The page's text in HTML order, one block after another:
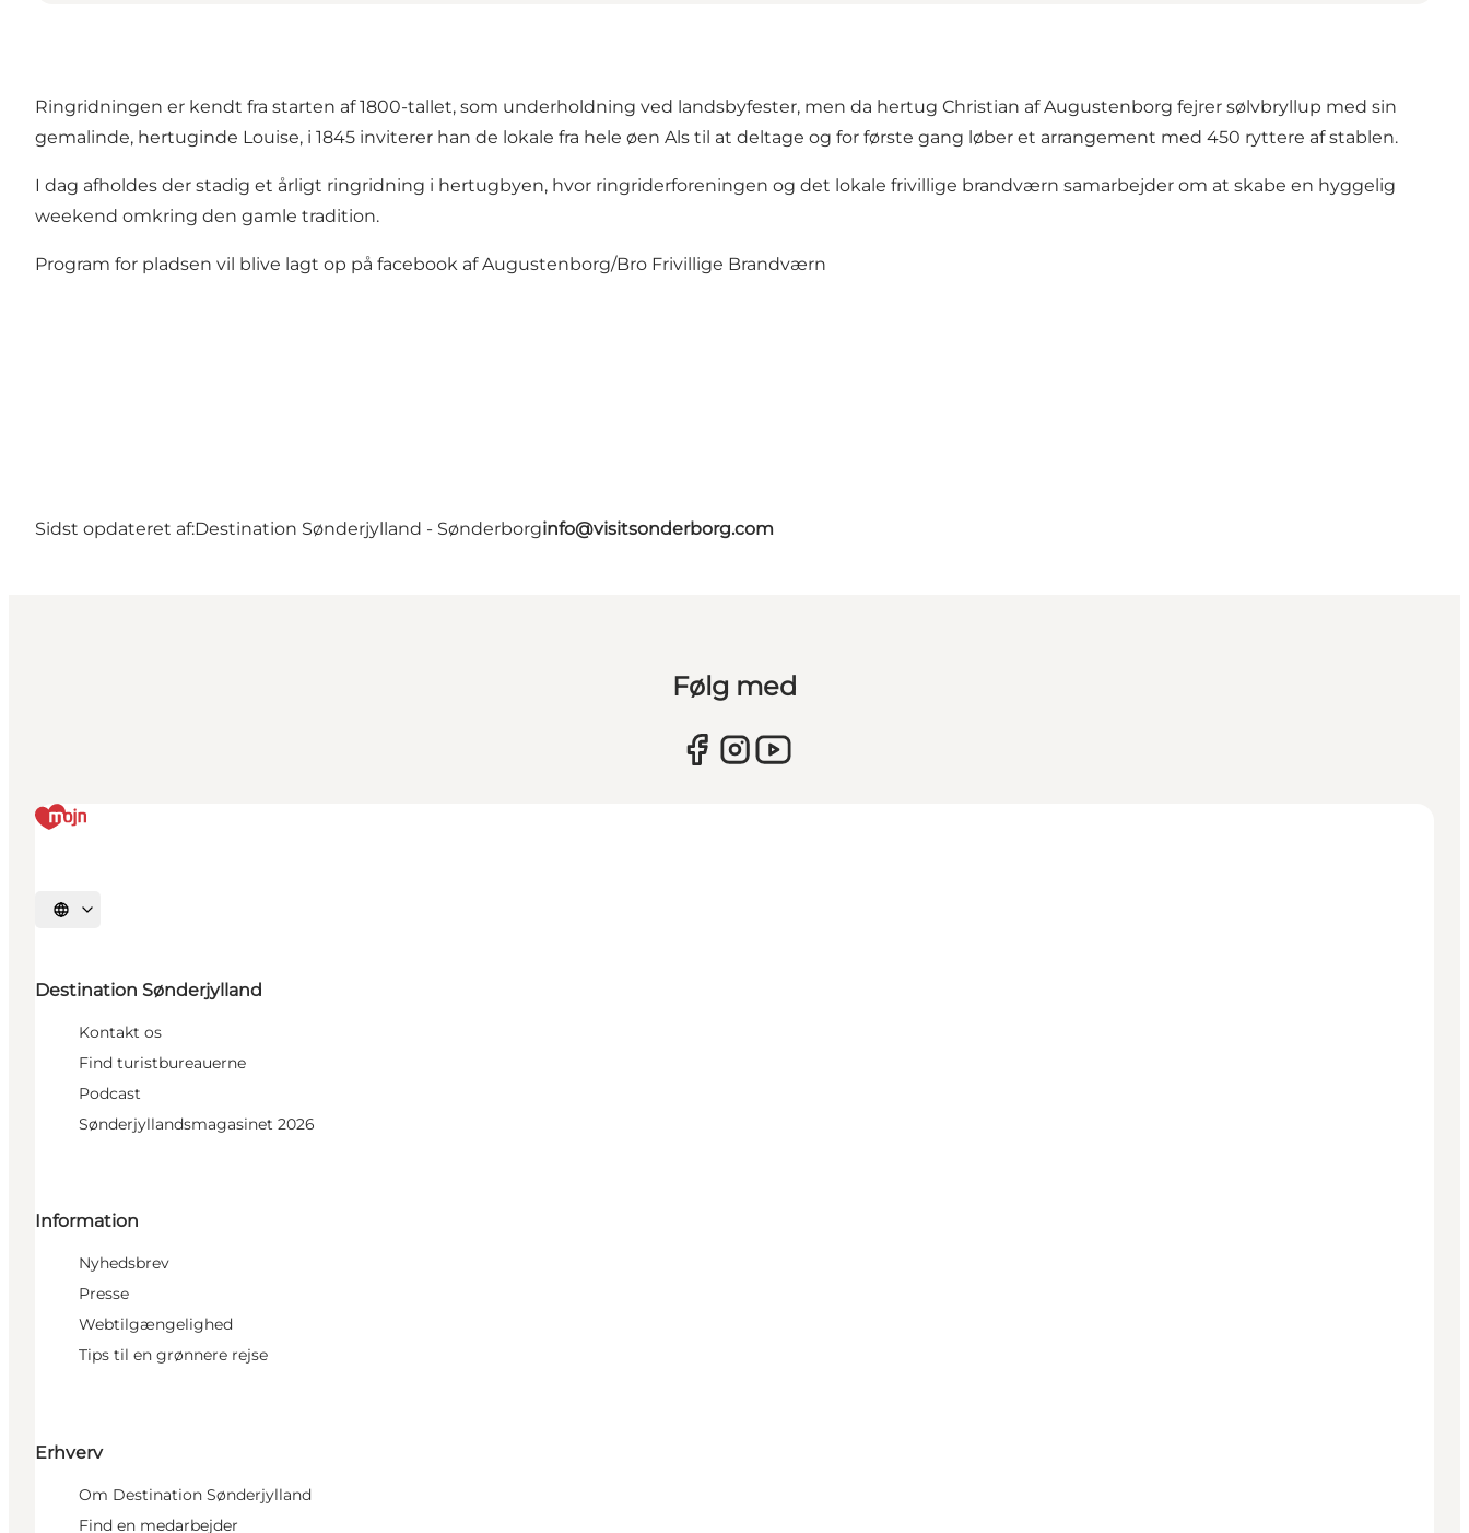
Ringridningen er kendt fra starten af 1800-tallet, som underholdning ved landsbyfester, men da hertug Christian af Augustenborg fejrer sølvbryllup med sin
gemalinde, hertuginde Louise, i 1845 inviterer han de lokale fra hele øen Als til at deltage og for første gang løber et arrangement med 450 ryttere af stablen.
I dag afholdes der stadig et årligt ringridning i hertugbyen, hvor ringriderforeningen og det lokale frivillige brandværn samarbejder om at skabe en hyggelig
weekend omkring den gamle tradition.
Program for pladsen vil blive lagt op på facebook af Augustenborg/Bro Frivillige Brandværn
Sidst opdateret af:Destination Sønderjylland - Sønderborginfo@visitsonderborg.com
Følg med
Vælg sprog
Destination Sønderjylland
Kontakt os
Find turistbureauerne
Podcast
Sønderjyllandsmagasinet 2026
Information
Nyhedsbrev
Presse
Webtilgængelighed
Tips til en grønnere rejse
Erhverv
Om Destination Sønderjylland
Find en medarbejder